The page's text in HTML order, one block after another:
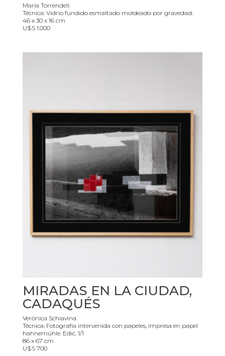
María Torrendell.
Técnica: Vidrio fundido esmaltado moldeado por gravedad.
46 x 30 x 16 cm
U$S 1.000
MIRADAS EN LA CIUDAD,
CADAQUÉS
Verónica Schiavina.
Técnica: Fotografía intervenida con papeles, impresa en papel
hahnemühle. Edic. 1/1
86 x 67 cm
U$S 700